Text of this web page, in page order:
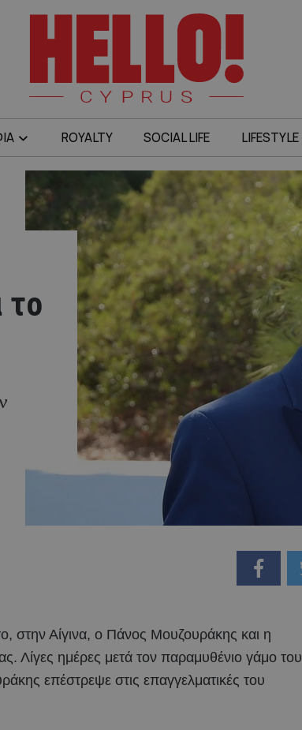
ROYALTY SOCIAL LIFE LIFESTYLE
το
στην Αίγινα, ο Πάνος Μουζουράκης και η
Λίγες ημέρες μετά τον παραμυθένιο γάμο του
επέστρεψε στις επαγγελματικές του